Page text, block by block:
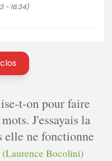
- 16:34)
t-on pour faire
J'essayais la
elle ne fonctionne
(Laurence Bocolini)